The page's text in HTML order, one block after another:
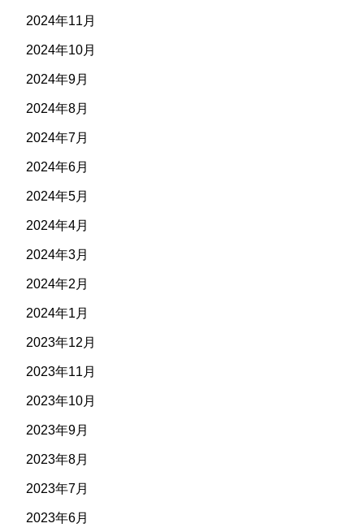
2024年11月
2024年10月
2024年9月
2024年8月
2024年7月
2024年6月
2024年5月
2024年4月
2024年3月
2024年2月
2024年1月
2023年12月
2023年11月
2023年10月
2023年9月
2023年8月
2023年7月
2023年6月